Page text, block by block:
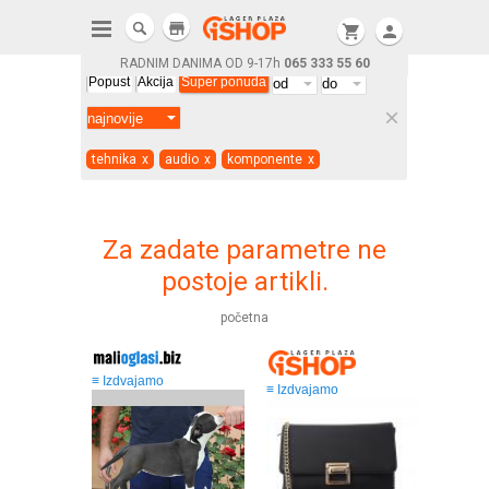
RADNIM DANIMA OD 9-17h 065 333 55 60
shopping_cart person
store
Popust Akcija Super ponuda
clear
tehnika x audio x komponente x
Za zadate parametre ne
postoje artikli.
početna